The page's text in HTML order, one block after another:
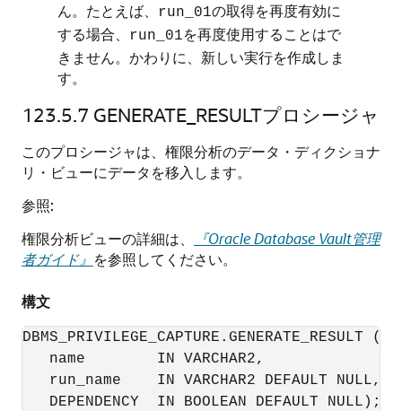
ん。たとえば、
run_01の取得を再度有効に
する場合、
run_01を再度使用することはで
きません。かわりに、新しい実行を作成しま
す。
123.5.7 GENERATE_RESULTプロシージャ
このプロシージャは、権限分析のデータ・ディクショナ
リ・ビューにデータを移入します。
参照:
権限分析ビューの詳細は、
『Oracle Database Vault管理
者ガイド』 を参照してください。
構文
DBMS_PRIVILEGE_CAPTURE.GENERATE_RESULT (
   name        IN VARCHAR2,
   run_name    IN VARCHAR2 DEFAULT NULL,
   DEPENDENCY  IN BOOLEAN DEFAULT NULL);